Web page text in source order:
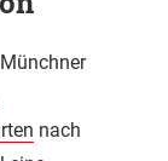
nach